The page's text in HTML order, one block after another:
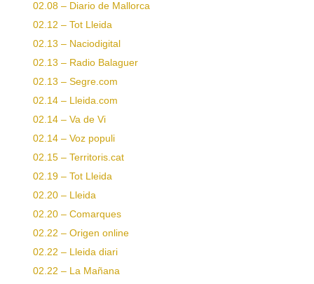
02.08 – Diario de Mallorca
02.12 – Tot Lleida
02.13 – Naciodigital
02.13 – Radio Balaguer
02.13 – Segre.com
02.14 – Lleida.com
02.14 – Va de Vi
02.14 – Voz populi
02.15 – Territoris.cat
02.19 – Tot Lleida
02.20 – Lleida
02.20 – Comarques
02.22 – Origen online
02.22 – Lleida diari
02.22 – La Mañana